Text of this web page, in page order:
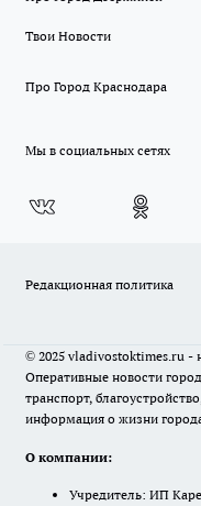
Твои Новости
Про Город Краснодара
Мы в социальных сетях
Редакционная политика
© 2025 vladivostoktimes.ru -
Оперативные новости
транспорт,
информация о жизни
О компании:
Учредитель: ИП